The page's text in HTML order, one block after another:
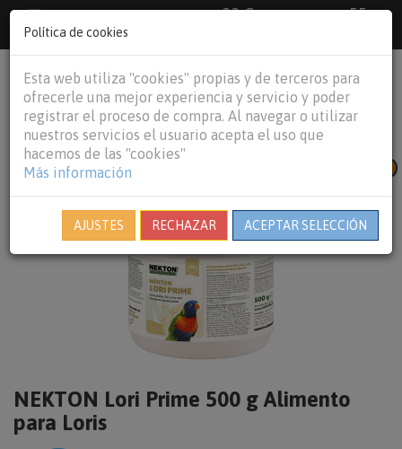
33 €
55
€Baleares y
person shopping_cart
NEKTON Lori Prime 500 g Alimento
para Loris
Política de cookies
Esta web utiliza "cookies" propias y de terceros para
ofrecerle una mejor experiencia y servicio y poder
registrar el proceso de compra. Al navegar o utilizar
nuestros servicios el usuario acepta el uso que
hacemos de las "cookies"
Más información
AJUSTES RECHAZAR ACEPTAR SELECCIÓN